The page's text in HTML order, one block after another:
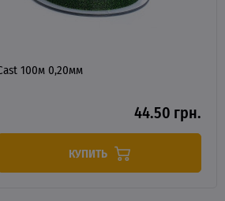
100м 0,20мм
44.50 грн.
КУПИТЬ